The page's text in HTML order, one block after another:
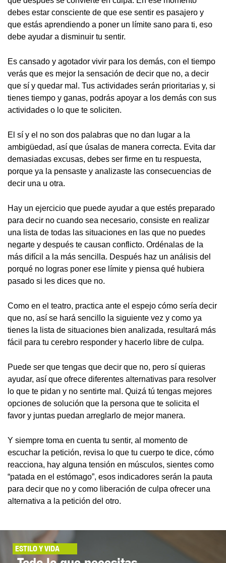
debes estar consciente de que ese sentir es pasajero y
que estás aprendiendo a poner un límite sano para ti, eso
debe ayudar a disminuir tu sentir.
Es cansado y agotador vivir para los demás, con el tiempo
verás que es mejor la sensación de decir que no, a decir
que sí y quedar mal. Tus actividades serán prioritarias y, si
tienes tiempo y ganas, podrás apoyar a los demás con sus
actividades o lo que te soliciten.
El sí y el no son dos palabras que no dan lugar a la
ambigüedad, así que úsalas de manera correcta. Evita dar
demasiadas excusas, debes ser firme en tu respuesta,
porque ya la pensaste y analizaste las consecuencias de
decir una u otra.
Hay un ejercicio que puede ayudar a que estés preparado
para decir no cuando sea necesario, consiste en realizar
una lista de todas las situaciones en las que no puedes
negarte y después te causan conflicto. Ordénalas de la
más difícil a la más sencilla. Después haz un análisis del
porqué no logras poner ese límite y piensa qué hubiera
pasado si les dices que no.
Como en el teatro, practica ante el espejo cómo sería decir
que no, así se hará sencillo la siguiente vez y como ya
tienes la lista de situaciones bien analizada, resultará más
fácil para tu cerebro responder y hacerlo libre de culpa.
Puede ser que tengas que decir que no, pero sí quieras
ayudar, así que ofrece diferentes alternativas para resolver
lo que te pidan y no sentirte mal. Quizá tú tengas mejores
opciones de solución que la persona que te solicita el
favor y juntas puedan arreglarlo de mejor manera.
Y siempre toma en cuenta tu sentir, al momento de
escuchar la petición, revisa lo que tu cuerpo te dice, cómo
reacciona, hay alguna tensión en músculos, sientes como
“patada en el estómago”, esos indicadores serán la pauta
para decir que no y como liberación de culpa ofrecer una
alternativa a la petición del otro.
ESTILO Y VIDA